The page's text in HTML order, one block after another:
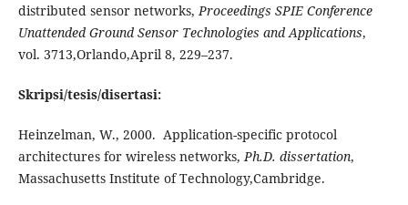
distributed sensor networks, Proceedings SPIE Conference
Unattended Ground Sensor Technologies and Applications,
vol. 3713,Orlando,April 8, 229–237.
Skripsi/tesis/disertasi:
Heinzelman, W., 2000. Application-specific protocol
architectures for wireless networks, Ph.D. dissertation,
Massachusetts Institute of Technology,Cambridge.